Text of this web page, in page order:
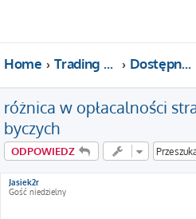
Home Trading For a Living Dostępne kategorie
różnica w opłacalności
byczych
ODPOWIEDZ
Jasiek2r
Gość niedzielny